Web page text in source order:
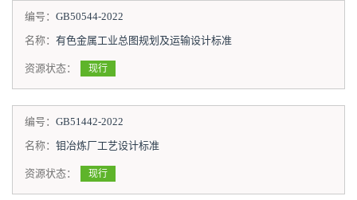
编号： GB50544-2022
名称： 有色金属工业总图规划及运输设计标准
资源状态： 现行
编号： GB51442-2022
名称： 钼冶炼厂工艺设计标准
资源状态： 现行